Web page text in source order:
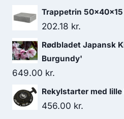
Trappetrin
202.18 kr.
Rødbladet Japansk
Burgundy'
649.00 kr.
Rekylstarter med
456.00 kr.